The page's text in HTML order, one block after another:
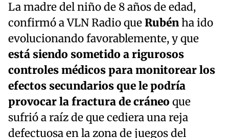
La madre del niño de 8 años de edad,
confirmó a VLN Radio queRubénha ido
evolucionando favorablemente, y que
está siendo sometido a rigurosos
controles médicos para monitorear los
efectos secundarios que le podría
provocar la fractura de cráneo que
sufrió a raíz de que cediera una reja
defectuosa en la zona de juegos del